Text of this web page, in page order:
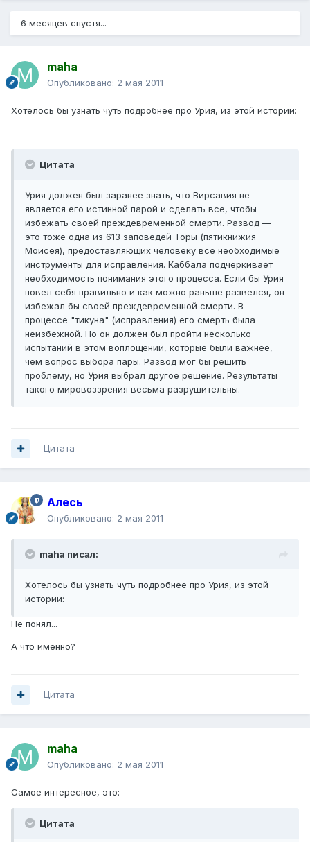
6 месяцев спустя...
maha
Опубликовано: 2 мая 2011
Хотелось бы узнать чуть подробнее про Урия, из этой истории:
Цитата
Урия должен был заранее знать, что Вирсавия не
является его истинной парой и сделать все, чтобы
избежать своей преждевременной смерти. Развод —
это тоже одна из 613 заповедей Торы (пятикнижия
Моисея), предоставляющих человеку все необходимые
инструменты для исправления. Каббала подчеркивает
необходимость понимания этого процесса. Если бы Урия
повел себя правильно и как можно раньше развелся, он
избежал бы своей преждевременной смерти. В
процессе "тикуна" (исправления) его смерть была
неизбежной. Но он должен был пройти несколько
испытаний в этом воплощении, которые были важнее,
чем вопрос выбора пары. Развод мог бы решить
проблему, но Урия выбрал другое решение. Результаты
такого мировоззрения весьма разрушительны.
Цитата
Алесь
Опубликовано: 2 мая 2011
maha писал:
Хотелось бы узнать чуть подробнее про Урия, из этой
истории:
Не понял...
А что именно?
Цитата
maha
Опубликовано: 2 мая 2011
Самое интересное, это:
Цитата